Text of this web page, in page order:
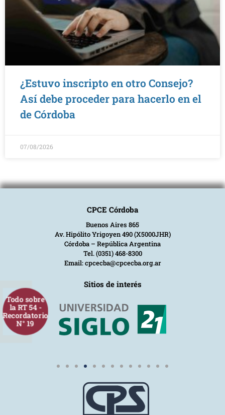
Todo sobre
la RT 54 -
Recordatorio
N° 19
¿Estuvo inscripto en otro Consejo?
Así debe proceder para hacerlo en el
de Córdoba
07/08/2026
CPCE Córdoba
Buenos Aires 865
Av. Hipólito Yrigoyen 490 (X5000JHR)
Córdoba – República Argentina
Tel. (0351) 468-8300
Email: cpcecba@cpcecba.org.ar
Sitios de interés